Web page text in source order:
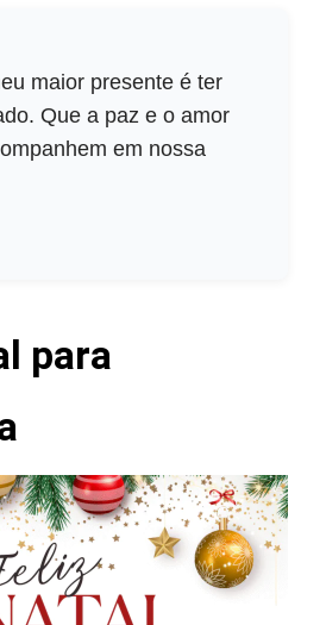
maior presente é ter
Que a paz e o amor
em nossa
para